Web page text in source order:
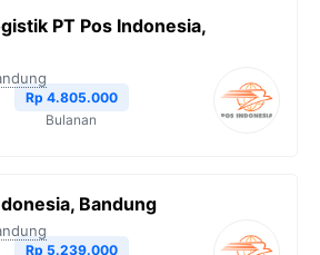
PT Pos Indonesia,
Rp 4.805.000
Bulanan
Bandung
Rp 5.239.000